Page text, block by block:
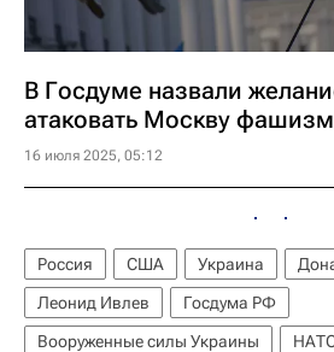
В Госдуме назвали
атаковать Москву
16 июля 2025, 05:12
Россия США Украина
Леонид Ивлев
Госдума РФ
Вооруженные силы Украины